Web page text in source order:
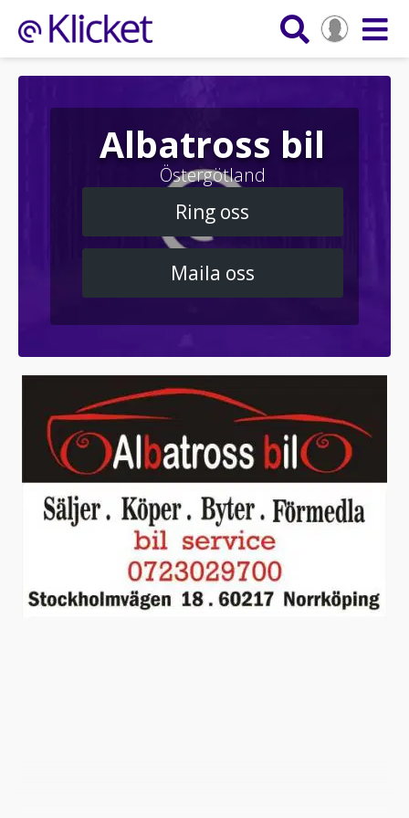
Albatross bil
Östergötland
Ring oss
Maila oss